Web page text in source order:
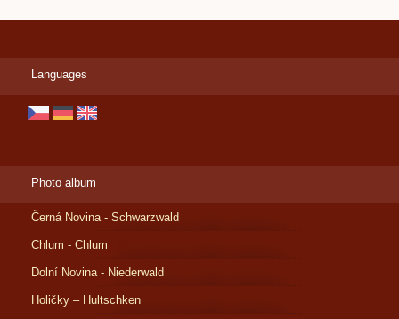
Languages
Photo album
Černá Novina - Schwarzwald
Chlum - Chlum
Dolní Novina - Niederwald
Holičky – Hultschken